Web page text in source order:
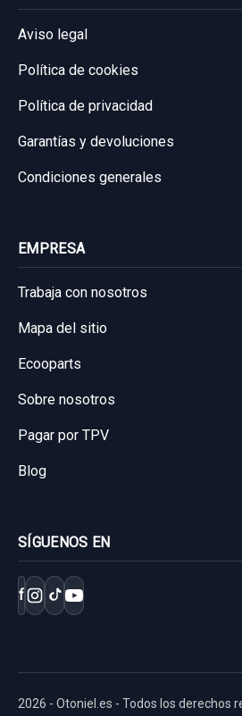
Ref:
Sin IVA, gastos de envío no
Consultar por whatsapp
ELEVALUNAS TRASERO
GJ6A5958X
ELEVALUNAS TRASERO
(105KW)
Aviso legal
Política de cookies
Política de privacidad
Garantías y devoluciones
Condiciones generales
EMPRESA
Trabaja con nosotros
Mapa del sitio
Ecooparts
Sobre nosotros
Pagar por TPV
Blog
SÍGUENOS EN
f
2026 - Otoniel.es - Todos los derechos